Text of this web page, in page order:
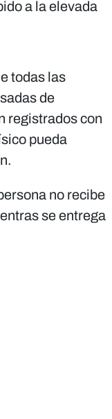
a la elevada
todas las
de
registrados con
pueda
no recibe
se entrega